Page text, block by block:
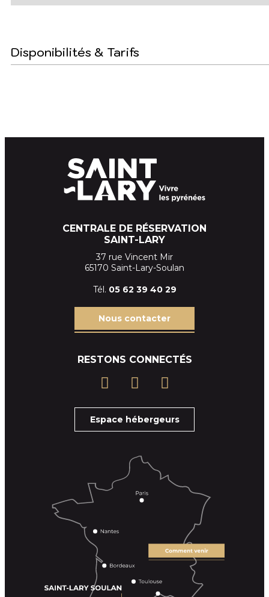
Disponibilités & Tarifs
CENTRALE DE RÉSERVATION
SAINT-LARY
37 rue Vincent Mir
65170 Saint-Lary-Soulan
Tél. 05 62 39 40 29
Nous contacter
RESTONS CONNECTÉS
Espace hébergeurs